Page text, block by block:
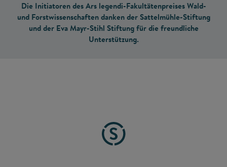
Die Initiatoren des Ars legendi-Fakultätenpreises Wald-
und Forstwissenschaften danken der Sattelmühle-Stiftung
und der Eva Mayr-Stihl Stiftung für die freundliche
Unterstützung.